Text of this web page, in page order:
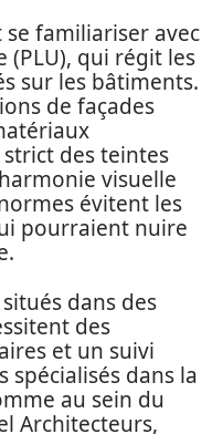
familiariser avec
(PLU), qui régit les
sur les bâtiments.
de façades
des teintes
visuelle
évitent les
pourraient nuire
dans des
des
et un suivi
spécialisés dans la
au sein du
Architecteurs,